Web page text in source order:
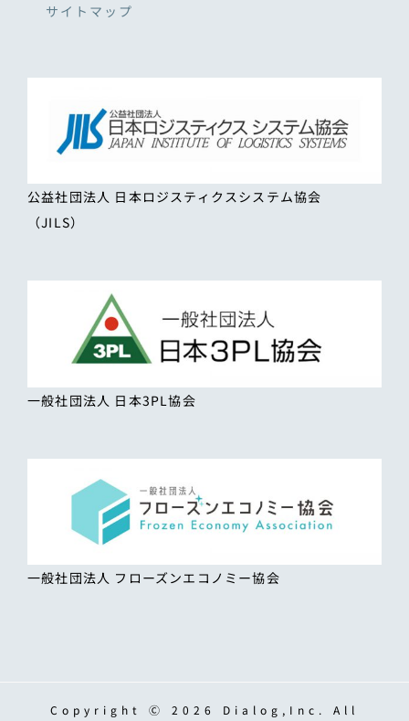
サイトマップ
公益社団法人 日本ロジスティクスシステム協会
（JILS）
一般社団法人 日本3PL協会
一般社団法人 フローズンエコノミー協会
Copyright Ⓒ 2026 Dialog,Inc. All